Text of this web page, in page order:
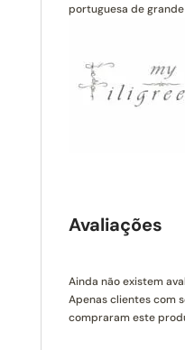
portuguesa de
Avaliações
Ainda não existem
Apenas clientes com
compraram este